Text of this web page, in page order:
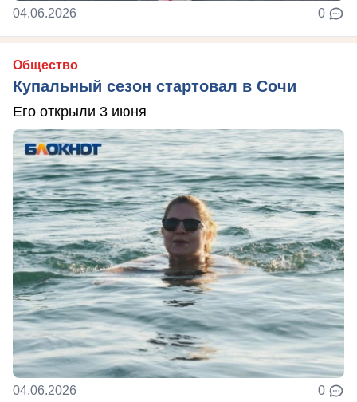
04.06.2026 0
Общество
Купальный сезон стартовал в Сочи
Его открыли 3 июня
04.06.2026 0